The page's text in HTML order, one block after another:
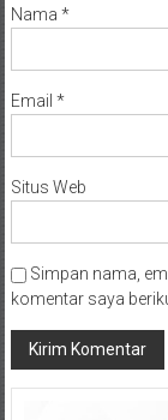
Nama *
Email *
Situs Web
Simpan nama,
komentar saya